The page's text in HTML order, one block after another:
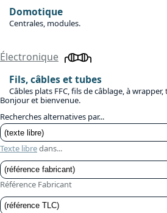
Domotique
Centrales, modules.
Électronique
Fils, câbles et tubes
Câbles plats FFC, fils de câblage, à wrapper,
Bonjour et bienvenue.
Recherches alternatives par...
Texte libredans...
Référence Fabricant